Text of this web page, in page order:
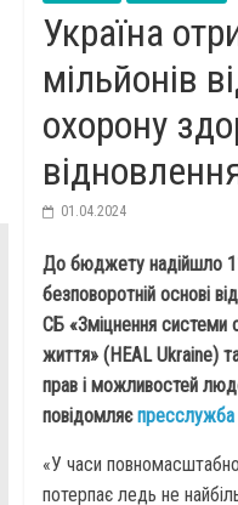
Україна
мільйонів
охорону
01.04.2024
До бюджету надійшло
безповоротній основі
СБ «Зміцнення системи
життя» (HEAL Ukraine)
прав і можливостей
повідомляєпресслужба
«У часи
потерпає ледь не